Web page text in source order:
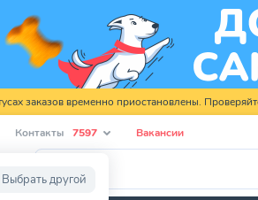
заказов временно приостановлены.
Выбрать другой
Контакты 7597 Вакансии